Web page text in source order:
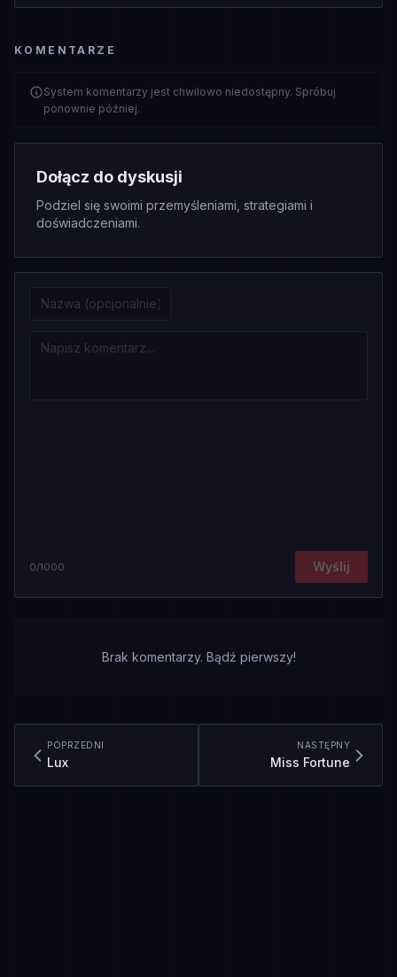
KOMENTARZE
System komentarzy jest chwilowo niedostępny. Spróbuj
ponownie później.
Dołącz do dyskusji
Podziel się swoimi przemyśleniami, strategiami i
doświadczeniami.
0/1000 Wyślij
Brak komentarzy. Bądź pierwszy!
POPRZEDNI
Lux
NASTĘPNY
Miss Fortune